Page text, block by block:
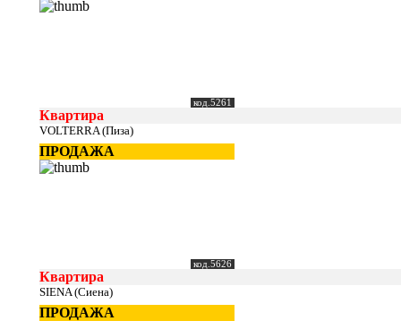
код.5261
Квартира
VOLTERRA (Пиза)
ПРОДАЖА
код.5626
Квартира
SIENA (Сиена)
ПРОДАЖА